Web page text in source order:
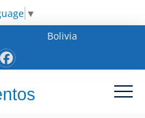
▼
Bolivia